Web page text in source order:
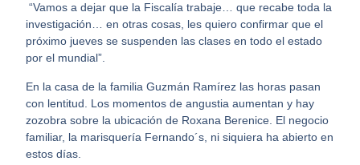
“Vamos a dejar que la Fiscalía trabaje… que recabe toda la
investigación… en otras cosas, les quiero confirmar que el
próximo jueves se suspenden las clases en todo el estado
por el mundial”.
En la casa de la familia Guzmán Ramírez las horas pasan
con lentitud. Los momentos de angustia aumentan y hay
zozobra sobre la ubicación de Roxana Berenice. El negocio
familiar, la marisquería Fernando´s, ni siquiera ha abierto en
estos días.